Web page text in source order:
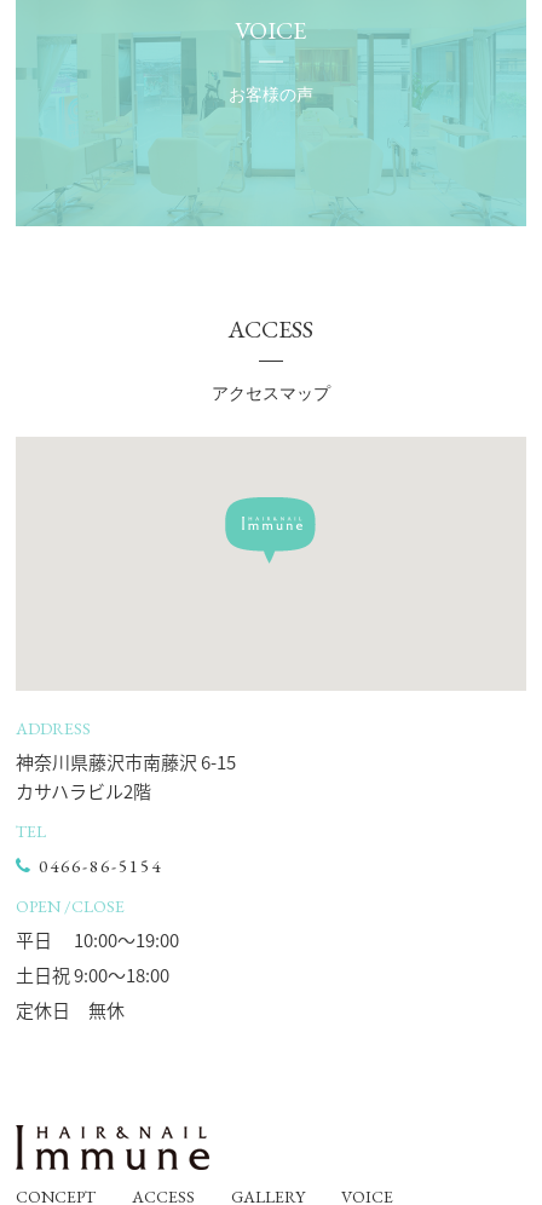
VOICE
お客様の声
ACCESS
アクセスマップ
ADDRESS
神奈川県藤沢市南藤沢 6-15
カサハラビル2階
TEL
0466-86-5154
OPEN /CLOSE
平日 10:00〜19:00
土日祝 9:00〜18:00
定休日 無休
CONCEPT ACCESS GALLERY VOICE